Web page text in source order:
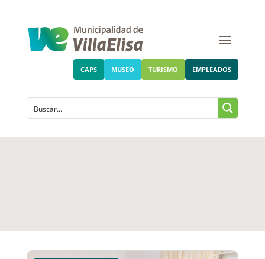
CAPS MUSEO TURISMO EMPLEADOS